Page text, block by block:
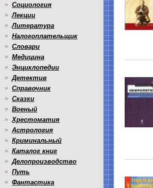
Социология
Лекции
Литература
Налогоплательщик
Словари
Медицина
Энциклопедии
Детектив
Справочник
Сказки
Военый
Хрестоматия
Астрология
Криминальный
Каталог книг
Делопроизводство
Путь
Фантастика